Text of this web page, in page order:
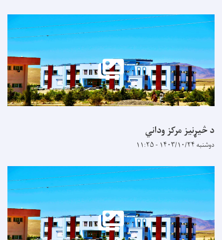
د څیړنیز مرکز وداني
دوشنبه ۱۴۰۳/۱۰/۲۴ - ۱۱:۲۵